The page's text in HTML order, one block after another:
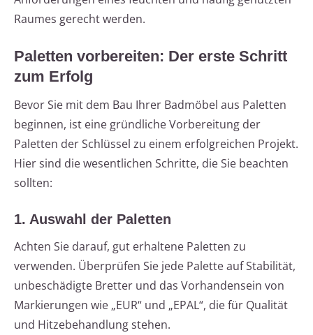
Raumes gerecht werden.
Paletten vorbereiten: Der erste Schritt
zum Erfolg
Bevor Sie mit dem Bau Ihrer Badmöbel aus Paletten
beginnen, ist eine gründliche Vorbereitung der
Paletten der Schlüssel zu einem erfolgreichen Projekt.
Hier sind die wesentlichen Schritte, die Sie beachten
sollten:
1. Auswahl der Paletten
Achten Sie darauf, gut erhaltene Paletten zu
verwenden. Überprüfen Sie jede Palette auf Stabilität,
unbeschädigte Bretter und das Vorhandensein von
Markierungen wie „EUR“ und „EPAL“, die für Qualität
und Hitzebehandlung stehen.